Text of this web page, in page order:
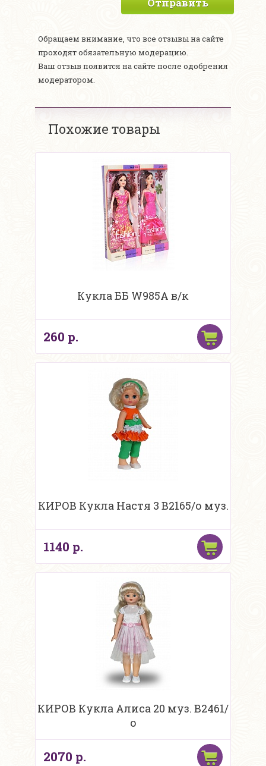
Отправить
Обращаем внимание, что все отзывы на сайте
проходят обязательную модерацию.
Ваш отзыв появится на сайте после одобрения
модератором.
Похожие товары
Кукла ББ W985A в/к
260 р.
КИРОВ Кукла Настя 3 В2165/о муз.
1140 р.
КИРОВ Кукла Алиса 20 муз. В2461/
о
2070 р.